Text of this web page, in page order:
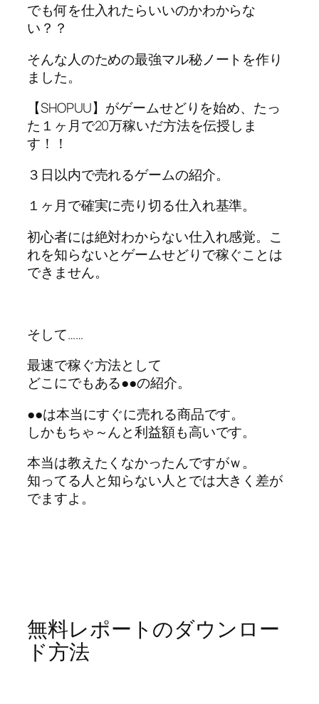
でも何を仕入れたらいいのかわからな
い？？
そんな人のための最強マル秘ノートを作り
ました。
【SHOPUU】がゲームせどりを始め、たっ
た１ヶ月で20万稼いだ方法を伝授しま
す！！
３日以内で売れるゲームの紹介。
１ヶ月で確実に売り切る仕入れ基準。
初心者には絶対わからない仕入れ感覚。こ
れを知らないとゲームせどりで稼ぐことは
できません。
そして……
最速で稼ぐ方法として
どこにでもある●●の紹介。
●●は本当にすぐに売れる商品です。
しかもちゃ～んと利益額も高いです。
本当は教えたくなかったんですがｗ。
知ってる人と知らない人とでは大きく差が
でますよ。
無料レポートのダウンロー
ド方法